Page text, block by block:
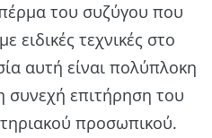
του συζύγου που
ειδικές τεχνικές στο
αυτή είναι πολύπλοκη
συνεχή επιτήρηση του
προσωπικού.